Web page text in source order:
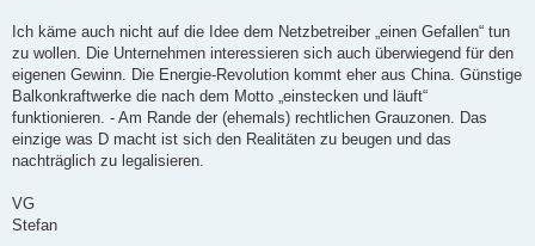
Ich käme auch nicht auf die Idee dem Netzbetreiber „einen Gefallen“ tun
zu wollen. Die Unternehmen interessieren sich auch überwiegend für den
eigenen Gewinn. Die Energie-Revolution kommt eher aus China. Günstige
Balkonkraftwerke die nach dem Motto „einstecken und läuft“
funktionieren. - Am Rande der (ehemals) rechtlichen Grauzonen. Das
einzige was D macht ist sich den Realitäten zu beugen und das
nachträglich zu legalisieren.
VG
Stefan